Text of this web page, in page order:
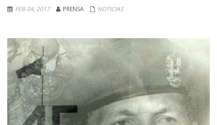
FEB 04, 2017 PRENSA NOTICIAS